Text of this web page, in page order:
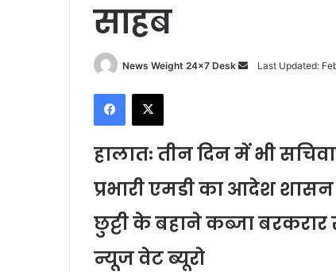
साहब
News Weight 24x7 Desk
a
e
a
Last Updated:
हालातः तीन दिन में भी
प्रभारी एमडी का आदेश
छुट्टी के बहाने कब्जा
न्यूज वेट ब्यूरो